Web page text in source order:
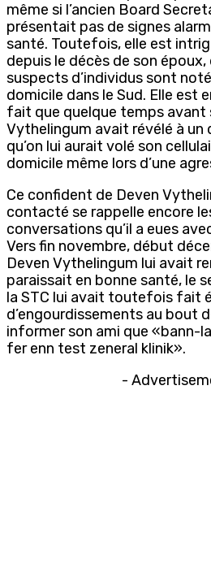
même si l’ancien Board
présentait pas de signes
santé. Toutefois, elle est
depuis le décès de son
suspects d’individus sont
domicile dans le Sud. Elle est
fait que quelque temps avant
Vythelingum avait révélé à un
qu’on lui aurait volé son
domicile même lors d’une
Ce confident de Deven
contacté se rappelle encore
conversations qu’il a eues
Vers fin novembre, début
Deven Vythelingum lui avait
paraissait en bonne santé, le
la STC lui avait toutefois fait
d’engourdissements au bout
informer son ami que «bann-
fer enn test zeneral klinik».
-